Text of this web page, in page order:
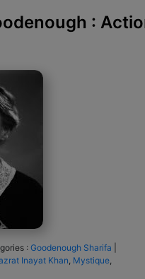
:
:Goodenough Sharifa
Inayat Khan Mystique